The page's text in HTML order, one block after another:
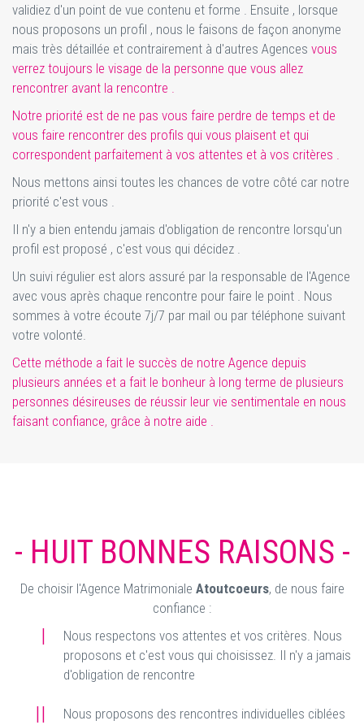
validiez d'un point de vue contenu et forme . Ensuite , lorsque
nous proposons un profil , nous le faisons de façon anonyme
mais très détaillée et contrairement à d'autres Agences vous
verrez toujours le visage de la personne que vous allez
rencontrer avant la rencontre .
Notre priorité est de ne pas vous faire perdre de temps et de
vous faire rencontrer des profils qui vous plaisent et qui
correspondent parfaitement à vos attentes et à vos critères .
Nous mettons ainsi toutes les chances de votre côté car notre
priorité c'est vous .
Il n'y a bien entendu jamais d'obligation de rencontre lorsqu'un
profil est proposé , c'est vous qui décidez .
Un suivi régulier est alors assuré par la responsable de l'Agence
avec vous après chaque rencontre pour faire le point . Nous
sommes à votre écoute 7j/7 par mail ou par téléphone suivant
votre volonté.
Cette méthode a fait le succès de notre Agence depuis
plusieurs années et a fait le bonheur à long terme de plusieurs
personnes désireuses de réussir leur vie sentimentale en nous
faisant confiance, grâce à notre aide .
- HUIT BONNES RAISONS -
De choisir l'Agence Matrimoniale Atoutcoeurs, de nous faire
confiance :
I
Nous respectons vos attentes et vos critères. Nous
proposons et c'est vous qui choisissez. Il n'y a jamais
d'obligation de rencontre
II
Nous proposons des rencontres individuelles ciblées